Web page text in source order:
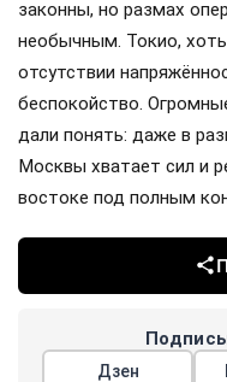
законны, но размах
необычным. Токио,
отсутствии
беспокойство.
дали понять: даже в
Москвы хватает сил и
востоке под полным
Дзен